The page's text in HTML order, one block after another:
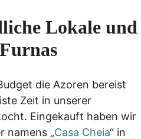
Lokale und
die Azoren bereist
Zeit in unserer
Eingekauft haben wir
namens „Casa Cheia“ in